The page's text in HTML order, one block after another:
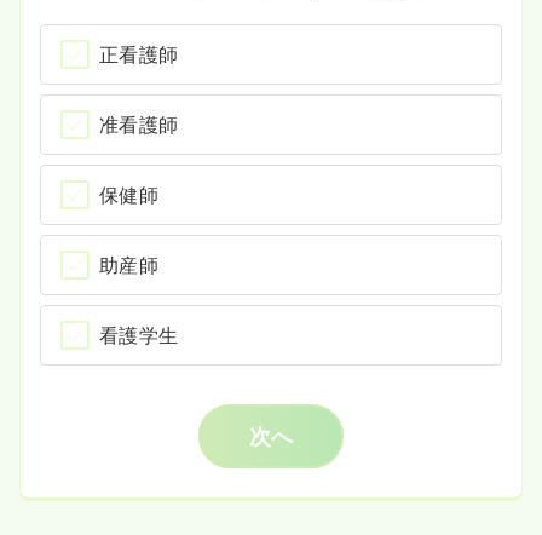
正看護師
准看護師
保健師
助産師
看護学生
次へ